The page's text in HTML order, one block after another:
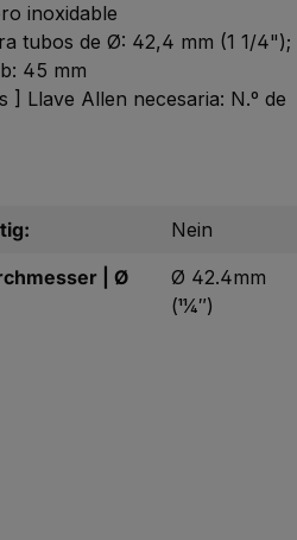
inoxidable
tubos de Ø: 42,4 mm (1 1/4");
45 mm
] Llave Allen necesaria: N.º de
Nein
| Ø
Ø 42.4mm
(11⁄4″)